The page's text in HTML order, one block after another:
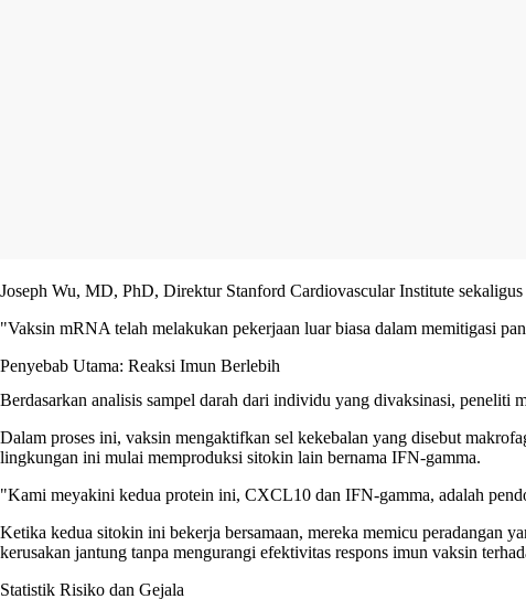
Joseph Wu, MD, PhD, Direktur Stanford Cardiovascular Institute
"Vaksin mRNA telah melakukan pekerjaan luar biasa dalam memitigasi
Penyebab Utama: Reaksi Imun Berlebih
Berdasarkan analisis sampel darah dari individu yang divaksinasi,
Dalam proses ini, vaksin mengaktifkan sel kekebalan yang disebut
lingkungan ini mulai memproduksi sitokin lain bernama IFN-gamma.
"Kami meyakini kedua protein ini, CXCL10 dan IFN-gamma, adalah
Ketika kedua sitokin ini bekerja bersamaan, mereka memicu peradangan
kerusakan jantung tanpa mengurangi efektivitas respons imun vaksin
Statistik Risiko dan Gejala